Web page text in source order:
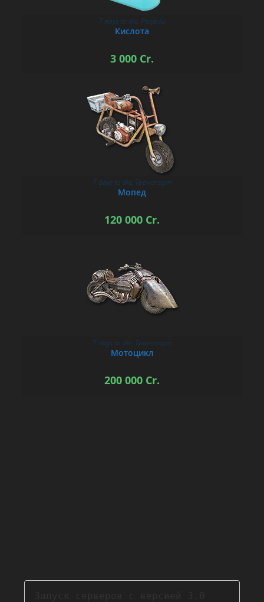
В КОРЗИНУ
7 days to die, Ресурсы
Кислота
3 000 Cr.
В КОРЗИНУ
7 days to die, Транспорт
Мопед
120 000 Cr.
В КОРЗИНУ
7 days to die, Транспорт
Мотоцикл
200 000 Cr.